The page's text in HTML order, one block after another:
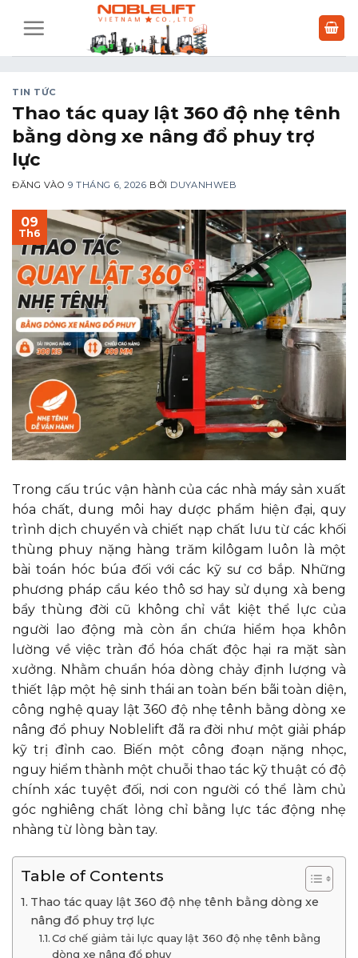
qua
TIN TỨC
Thao tác quay lật 360 độ nhẹ tênh
bằng dòng xe nâng đổ phuy trợ
lực
ĐĂNG VÀO9 THÁNG 6, 2026 BỞI DUYANHWEB
09
Th6
Trong cấu trúc vận hành của các nhà máy sản xuất
hóa chất, dung môi hay dược phẩm hiện đại, quy
trình dịch chuyển và chiết nạp chất lưu từ các khối
thùng phuy nặng hàng trăm kilôgam luôn là một
bài toán hóc búa đối với các kỹ sư cơ bắp. Những
phương pháp cẩu kéo thô sơ hay sử dụng xà beng
bẩy thùng đời cũ không chỉ vắt kiệt thể lực của
người lao động mà còn ẩn chứa hiểm họa khôn
lường về việc tràn đổ hóa chất độc hại ra mặt sàn
xưởng. Nhằm chuẩn hóa dòng chảy định lượng và
thiết lập một hệ sinh thái an toàn bến bãi toàn diện,
công nghệ quay lật 360 độ nhẹ tênh bằng dòng xe
nâng đổ phuy Noblelift đã ra đời như một giải pháp
kỹ trị đỉnh cao. Biến một công đoạn nặng nhọc,
nguy hiểm thành một chuỗi thao tác kỹ thuật có độ
chính xác tuyệt đối, nơi con người có thể làm chủ
góc nghiêng chất lỏng chỉ bằng lực tác động nhẹ
nhàng từ lòng bàn tay.
Table of Contents
Thao tác quay lật 360 độ nhẹ tênh bằng dòng xe
nâng đổ phuy trợ lực
Cơ chế giảm tải lực quay lật 360 độ nhẹ tênh bằng
dòng xe nâng đổ phuy